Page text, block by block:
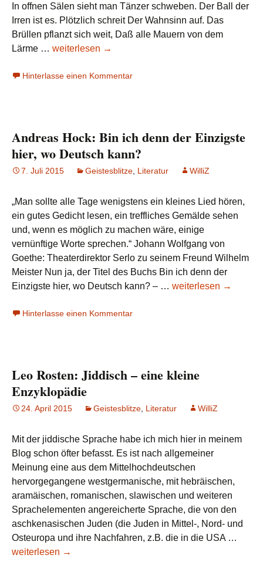
In offnen Sälen sieht man Tänzer schweben. Der Ball der
Irren ist es. Plötzlich schreit Der Wahnsinn auf. Das
Brüllen pflanzt sich weit, Daß alle Mauern von dem
Lärme … Virus
Irrsinns
weiterlesen →
Hinterlasse einen Kommentar
Andreas Hock: Bin ich denn der Einzigste
hier, wo Deutsch kann?
7. Juli 2015 Geistesblitze Literatur WilliZ
„Man sollte alle Tage wenigstens ein kleines Lied hören,
ein gutes Gedicht lesen, ein treffliches Gemälde sehen
und, wenn es möglich zu machen wäre, einige
vernünftige Worte sprechen.“ Johann Wolfgang von
Goethe: Theaterdirektor Serlo zu seinem Freund Wilhelm
Meister Nun ja, der Titel des Buchs Bin ich denn der
Einzigste hier, wo Deutsch kann? – … Andreas
Einzigste
Deutsch
weiterlesen →
Hinterlasse einen Kommentar
Leo Rosten: Jiddisch – eine kleine
Enzyklopädie
24. April 2015 Geistesblitze Literatur WilliZ
Mit der jiddische Sprache habe ich mich hier in meinem
Blog schon öfter befasst. Es ist nach allgemeiner
Meinung eine aus dem Mittelhochdeutschen
hervorgegangene westgermanische, mit hebräischen,
aramäischen, romanischen, slawischen und weiteren
Sprachelementen angereicherte Sprache, die von den
aschkenasischen Juden (die Juden in Mittel-, Nord- und
Osteuropa und ihre Nachfahren, z.B. die in die USA …
weiterlesen →